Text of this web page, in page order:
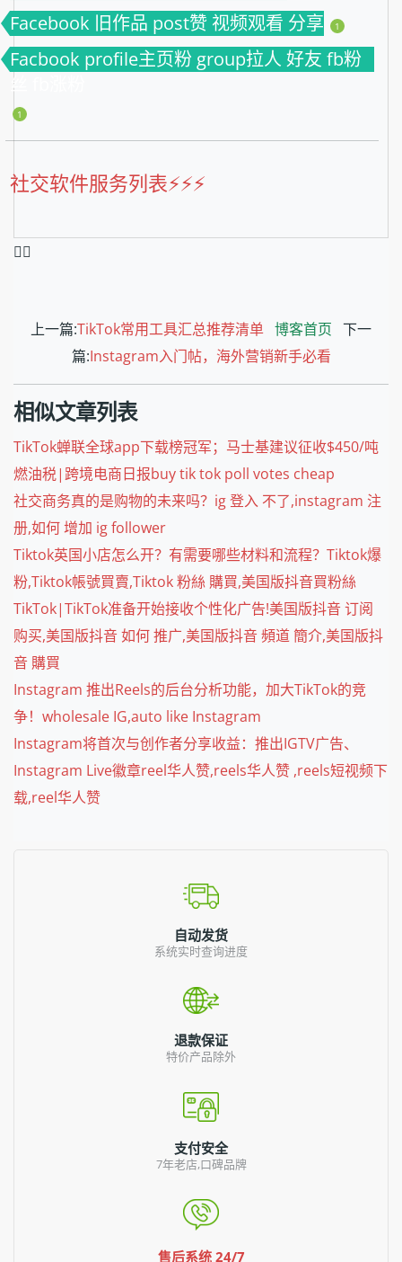
Facebook 旧作品 post赞 视频观看 分享 1
Facbook profile主页粉 group拉人 好友 fb粉
丝 fb涨粉
1
社交软件服务列表⚡️⚡️⚡️
❤️‍🔥
上一篇:TikTok常用工具汇总推荐清单 博客首页 下一
篇:Instagram入门帖，海外营销新手必看
相似文章列表
TikTok蝉联全球app下载榜冠军；马士基建议征收$450/吨
燃油税|跨境电商日报buy tik tok poll votes cheap
社交商务真的是购物的未来吗？ig 登入 不了,instagram 注
册,如何 增加 ig follower
Tiktok英国小店怎么开？有需要哪些材料和流程？Tiktok爆
粉,Tiktok帳號買賣,Tiktok 粉絲 購買,美国版抖音買粉絲
TikTok|TikTok准备开始接收个性化广告!美国版抖音 订阅
购买,美国版抖音 如何 推广,美国版抖音 頻道 簡介,美国版抖
音 購買
Instagram 推出Reels的后台分析功能，加大TikTok的竞
争！wholesale IG,auto like Instagram
Instagram将首次与创作者分享收益：推出IGTV广告、
Instagram Live徽章reel华人赞,reels华人赞 ,reels短视频下
载,reel华人赞
自动发货
系统实时查询进度
退款保证
特价产品除外
支付安全
7年老店,口碑品牌
售后系统 24/7